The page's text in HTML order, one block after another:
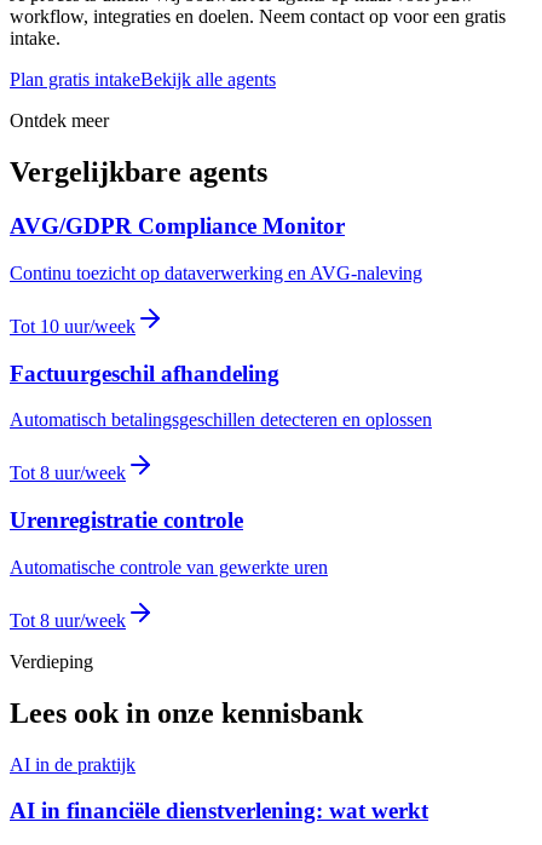
workflow, integraties en doelen. Neem contact op voor een gratis
intake.
Plan gratis intakeBekijk alle agents
Ontdek meer
Vergelijkbare agents
AVG/GDPR Compliance Monitor
Continu toezicht op dataverwerking en AVG-naleving
Tot 10 uur/week
Factuurgeschil afhandeling
Automatisch betalingsgeschillen detecteren en oplossen
Tot 8 uur/week
Urenregistratie controle
Automatische controle van gewerkte uren
Tot 8 uur/week
Verdieping
Lees ook in onze kennisbank
AI in de praktijk
AI in financiële dienstverlening: wat werkt